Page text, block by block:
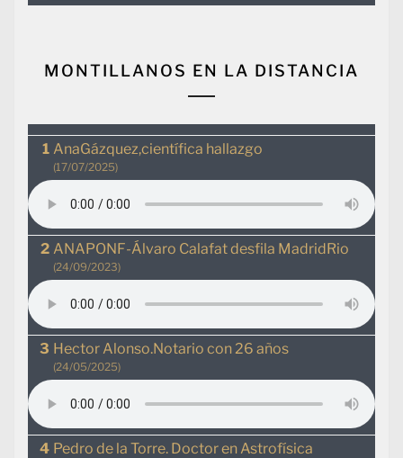
MONTILLANOS EN LA DISTANCIA
AnaGázquez,científica hallazgo
(17/07/2025)
ANAPONF-Álvaro Calafat desfila MadridRio
(24/09/2023)
Hector Alonso.Notario con 26 años
(24/05/2025)
Pedro de la Torre. Doctor en Astrofísica